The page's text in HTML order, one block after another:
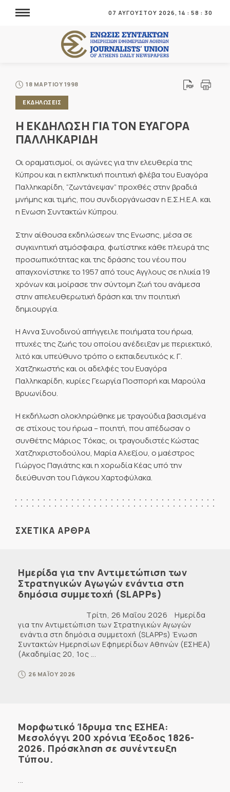
07 ΑΥΓΟΥΣΤΟΥ 2026, 14 : 58 : 31
18 ΜΑΡΤΙΟΥ 1998
ΕΚΔΗΛΩΣΕΙΣ
Η ΕΚΔΗΛΩΣΗ ΓΙΑ ΤΟΝ ΕΥΑΓΟΡΑ
ΠΑΛΛΗΚΑΡΙΔΗ
Οι οραματισμοί, οι αγώνες για την ελευθερία της
Κύπρου και η εκπληκτική ποιητική φλέβα του Ευαγόρα
Παλληκαρίδη, “ζωντάνεψαν” προχθές στην βραδιά
μνήμης και τιμής, που συνδιοργάνωσαν η Ε.Σ.Η.Ε.Α. και
η Ενωση Συντακτών Κύπρου.
Στην αίθουσα εκδηλώσεων της Ενωσης, μέσα σε
συγκινητική ατμόσφαιρα, φωτίστηκε κάθε πλευρά της
προσωπικότητας και της δράσης του νέου που
απαγχονίστηκε το 1957 από τους Αγγλους σε ηλικία 19
χρόνων και μοίρασε την σύντομη ζωή του ανάμεσα
στην απελευθερωτική δράση και την ποιητική
δημιουργία.
Η Αννα Συνοδινού απήγγειλε ποιήματα του ήρωα,
πτυχές της ζωής του οποίου ανέδειξαν με περιεκτικό,
λιτό και υπεύθυνο τρόπο ο εκπαιδευτικός κ. Γ.
Χατζηκωστής και οι αδελφές του Ευαγόρα
Παλληκαρίδη, κυρίες Γεωργία Ποσπορή και Μαρούλα
Βρυωνίδου.
Η εκδήλωση ολοκληρώθηκε με τραγούδια βασισμένα
σε στίχους του ήρωα – ποιητή, που απέδωσαν ο
συνθέτης Μάριος Τόκας, οι τραγουδιστές Κώστας
Χατζηχριστοδούλου, Μαρία Αλεξίου, ο μαέστρος
Γιώργος Παγιάτης και η χορωδία Κέας υπό την
διεύθυνση του Γιάγκου Χαρτοφύλακα.
ΣΧΕΤΙΚΑ ΑΡΘΡΑ
Ημερίδα για την Αντιμετώπιση των
Στρατηγικών Αγωγών ενάντια στη
δημόσια συμμετοχή (SLAPPs)
Τρίτη, 26 Μαΐου 2026 Ημερίδα
για την Αντιμετώπιση των Στρατηγικών Αγωγών
ενάντια στη δημόσια συμμετοχή (SLAPPs) Ένωση
Συντακτών Ημερησίων Εφημερίδων Αθηνών (ΕΣΗΕΑ)
(Ακαδημίας 20, 1ος ...
26 ΜΑΪΟΥ 2026
Μορφωτικό Ίδρυμα της ΕΣΗΕΑ:
Μεσολόγγι 200 χρόνια Έξοδος 1826-
2026. Πρόσκληση σε συνέντευξη
Τύπου.
...